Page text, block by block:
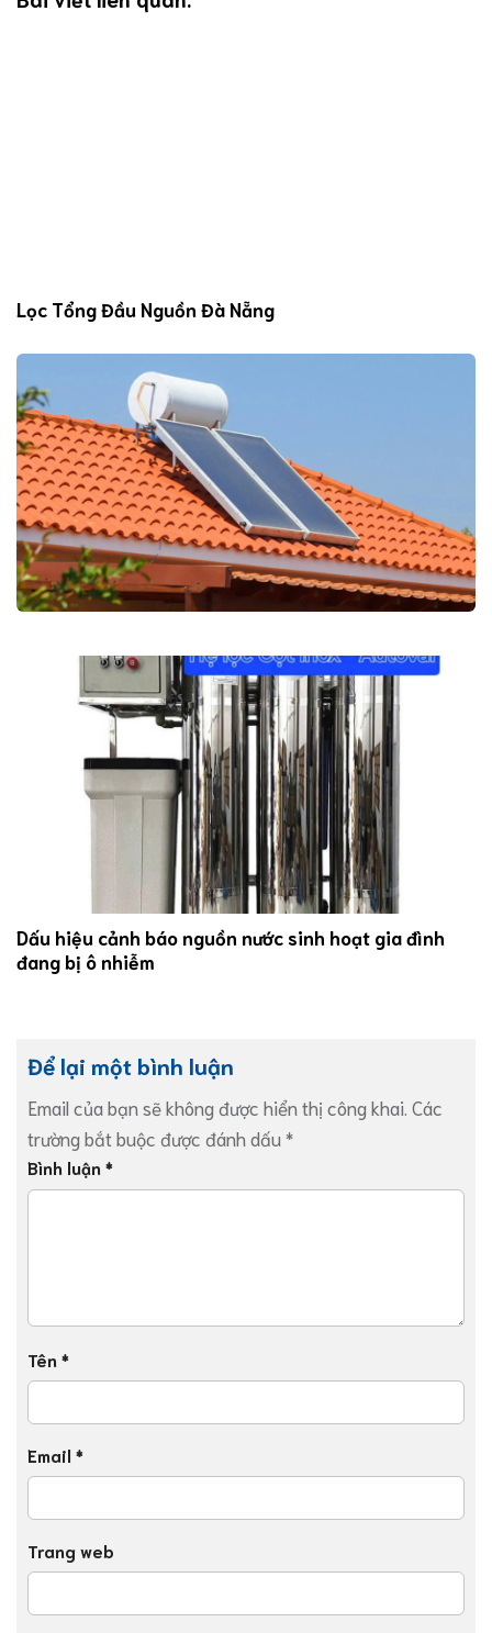
Lọc Tổng Đầu Nguồn Đà Nẵng
Dấu hiệu cảnh báo nguồn nước sinh hoạt gia đình
đang bị ô nhiễm
Để lại một bình luận
Email của bạn sẽ không được hiển thị công khai. Các
trường bắt buộc được đánh dấu *
Bình luận *
Tên *
Email *
Trang web